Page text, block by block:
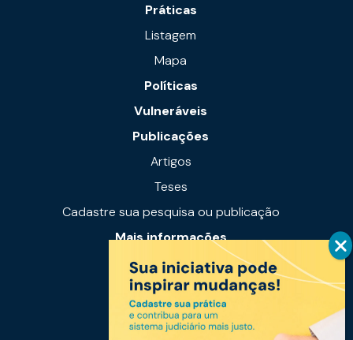
Práticas
Listagem
Mapa
Políticas
Vulneráveis
Publicações
Artigos
Teses
Cadastre sua pesquisa ou publicação
Mais informações
Notícias
Links úteis
Fale conosco